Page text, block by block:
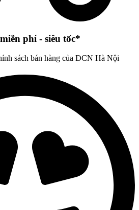
phí - siêu tốc*
sách bán hàng của ĐCN Hà Nội